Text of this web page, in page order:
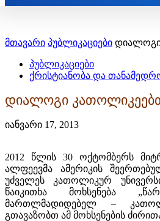
მთავარი პუბლიკაციები
პუბლიკაციები
ქრისტიანობა და
დიალოგი
იანვარი 17, 2013
2012 წლის 30 ოქტომბერს
ალფეევმა ამერიკის
უძველეს კათოლიკურ
წაიკითხა მოხსენება
მართლმადიდებელ –
გთავაზობთ ამ მოხსენების